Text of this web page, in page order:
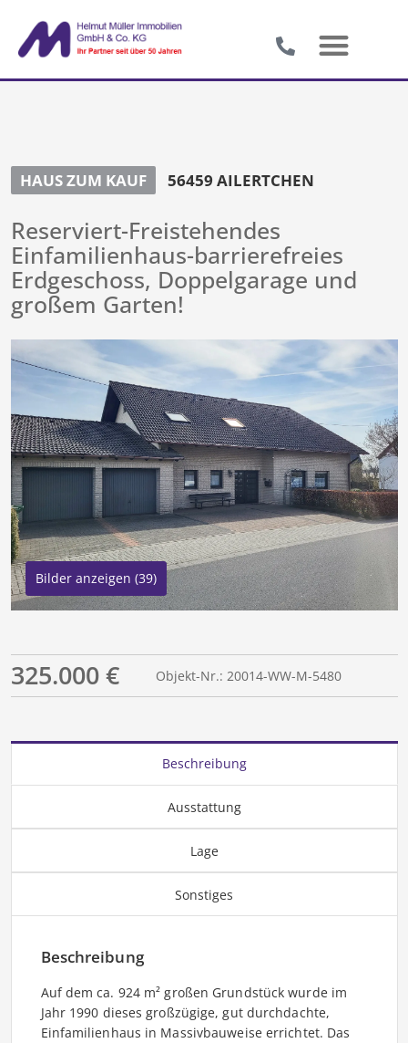
HAUS ZUM KAUF 56459 AILERTCHEN
Reserviert-Freistehendes
Einfamilienhaus-barrierefreies
Erdgeschoss, Doppelgarage und
großem Garten!
Bilder anzeigen (39)
325.000 € Objekt-Nr.: 20014-WW-M-5480
Beschreibung
Ausstattung
Lage
Sonstiges
Beschreibung
Auf dem ca. 924 m² großen Grundstück wurde im
Jahr 1990 dieses großzügige, gut durchdachte,
Einfamilienhaus in Massivbauweise errichtet. Das